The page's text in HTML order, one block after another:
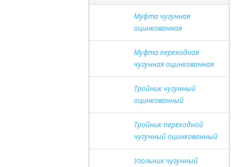
Муфта чугунная
оцинкованная
Муфта переходная
чугунная оцинкованная
Тройник чугунный
оцинкованный
Тройник переходной
чугунный оцинкованный
Угольник чугунный